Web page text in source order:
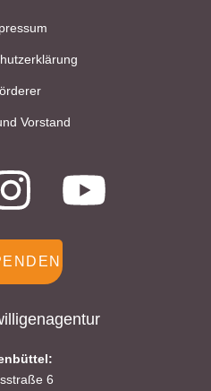
Vorstand
6